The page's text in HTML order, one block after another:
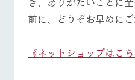
前に、どうぞお早めに
《ネットショップはこち